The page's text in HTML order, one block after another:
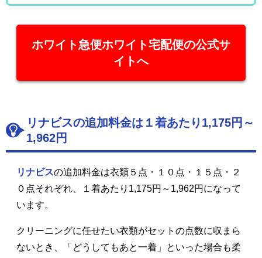
ホワイト急便ホワイト宅配便の公式サ
イトへ
リナビスの追加料金は１着あたり1,175円～
1,962円
リナビスの追加料金は衣類５点・１０点・１５点・２
０点それぞれ、１着あたり1,175円～1,962円になって
います。
クリーニングに任せたい衣類がセットの点数に収まら
ないとき、「どうしてもあと一着」といった場合も柔